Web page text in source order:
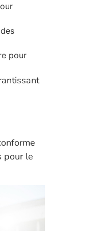
pour
pour le